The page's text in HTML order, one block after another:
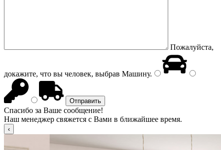
Пожалуйста,
докажите, что вы человек, выбрав Машину.
Спасибо за Ваше сообщение!
Наш менеджер свяжется с Вами в ближайшее время.